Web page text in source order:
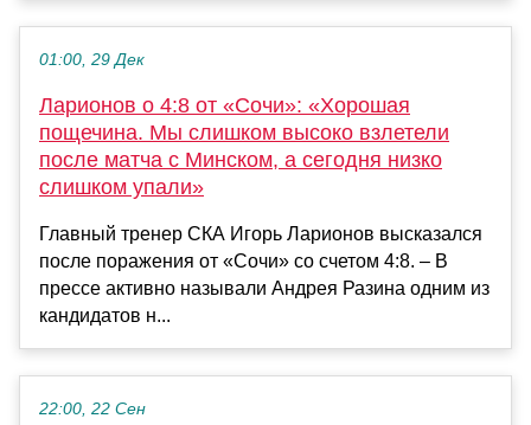
01:00, 29 Дек
Ларионов о 4:8 от «Сочи»: «Хорошая
пощечина. Мы слишком высоко взлетели
после матча с Минском, а сегодня низко
слишком упали»
Главный тренер СКА Игорь Ларионов высказался
после поражения от «Сочи» со счетом 4:8. – В
прессе активно называли Андрея Разина одним из
кандидатов н...
22:00, 22 Сен